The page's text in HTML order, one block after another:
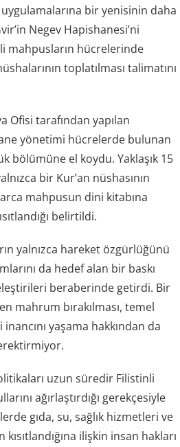
bir yenisinin daha
Negev Hapishanesi’ni
mahpusların hücrelerinde
toplatılması talimatını
Ofisi tarafından yapılan
yönetimi hücrelerde bulunan
bölümüne el koydu. Yaklaşık 15
bir Kur’an nüshasının
mahpusun dini kitabına
belirtildi.
yalnızca hareket özgürlüğünü
da hedef alan bir baskı
beraberinde getirdi. Bir
mahrum bırakılması, temel
yaşama hakkından da
uzun süredir Filistinli
ağırlaştırdığı gerekçesiyle
gıda, su, sağlık hizmetleri ve
ilişkin insan hakları